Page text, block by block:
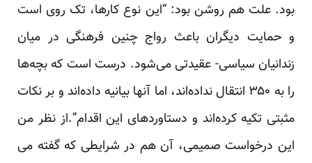
بود. علت هم روشن بود: “این نوع کارها، تک روی است
و حمایت دیگران باعث رواج چنین فرهنگی در میان
زندانیان سیاسی- عقیدتی می‌شود. درست است که بچه‌ها
را به ۳۵۰ انتقال نداده‌اند، اما آنها بیانیه داده‌اند و بر نکات
مثبتی تکیه کرده‌اند و دستاوردهای این اقدام”.از نظر من
این درخواست صمیمی، آن هم در شرایطی که گفته می